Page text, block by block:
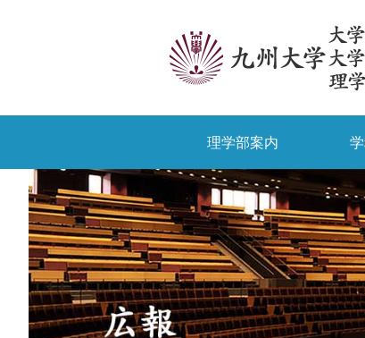
理学部案内
物理学科
学部入試
授業・時間割
九大生向け情報
受験生の方 卒業生/
理学部案内
学科・専攻